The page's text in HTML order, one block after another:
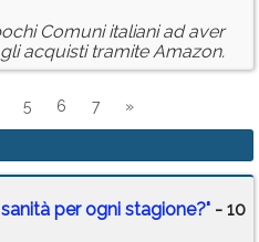
Comuni italiani ad aver
acquisti tramite Amazon.
5 6 7 »
per ogni stagione?" - 10